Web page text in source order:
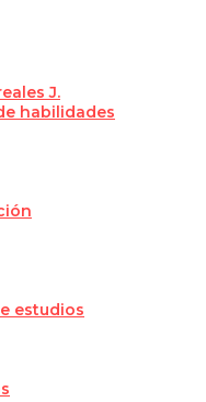
J.
habilidades
estudios